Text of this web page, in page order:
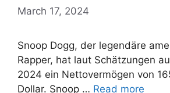
March 17, 2024
Snoop Dogg, der legendäre
Rapper, hat laut Schätzungen
2024 ein Nettovermögen von
Dollar. Snoop … Read more